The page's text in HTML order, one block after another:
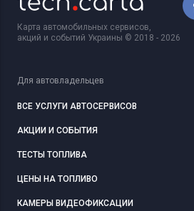
Карта автомобильных сервисов,
акций и событий Украины © 2018 - 2026
Для автовладельцев
ВСЕ УСЛУГИ АВТОСЕРВИСОВ
АКЦИИ И СОБЫТИЯ
ТЕСТЫ ТОПЛИВА
ЦЕНЫ НА ТОПЛИВО
КАМЕРЫ ВИДЕОФИКСАЦИИ